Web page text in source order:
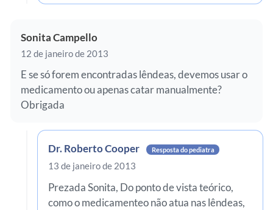
Sonita Campello
12 de janeiro de 2013
E se só forem encontradas lêndeas, devemos usar o
medicamento ou apenas catar manualmente?
Obrigada
Dr. Roberto Cooper Resposta do pediatra
13 de janeiro de 2013
Prezada Sonita, Do ponto de vista teórico,
como o medicamenteo não atua nas lêndeas,